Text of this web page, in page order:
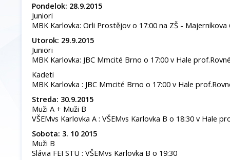
Pondelok: 28.9.2015
Juniori
MBK Karlovka: Orli Prostějov o 17:00 na ZŠ - Majerníkova
Utorok: 29.9.2015
Juniori
MBK Karlovka: JBC Mmcité Brno o 17:00 v Hale
Kadeti
MBK Karlovka : JBC Mmcité Brno o 17:00 v Hale
Streda: 30.9.2015
Muži A + Muži B
VŠEMvs Karlovka A : VŠEMvs Karlovka B o 18:30 v Hale
Sobota: 3. 10 2015
Muži B
Slávia FEI STU : VŠEMvs Karlovka B o 19:30